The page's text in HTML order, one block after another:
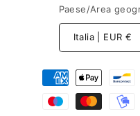
Paese/Area
Italia | EUR €
Metodi
pagamento